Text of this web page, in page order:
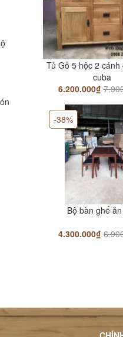
Tủ Gỗ 5 hộc 2 cánh
cuba
6.200.000₫
Bộ bàn ghế
4.300.000₫
-38%